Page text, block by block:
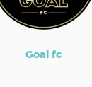
Goal fc